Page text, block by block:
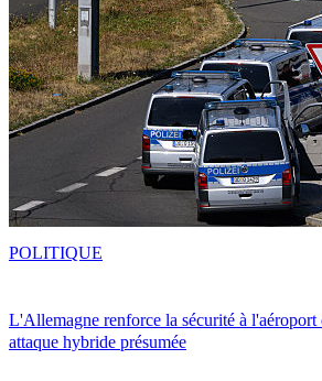
L'Allemagne renforce la sécurité à l'aéroport
attaque hybride présumée
POLITIQUE